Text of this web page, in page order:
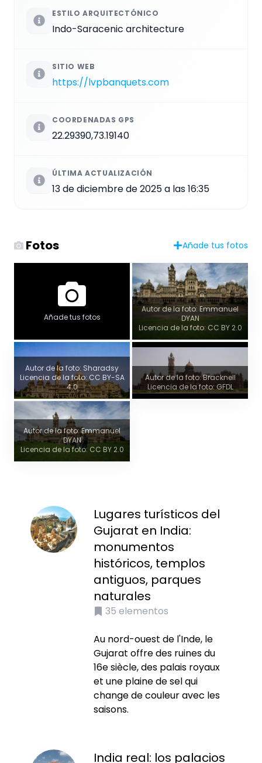
ESTILO ARQUITECTÓNICO
Indo-Saracenic architecture
SITIO WEB
https://lvpbanquets.com
COORDENADAS GPS
22.29390,73.19140
ÚLTIMA ACTUALIZACIÓN
13 de diciembre de 2025 a las 16:35
Fotos Añade tus fotos
Añade tus fotos
Autor de la foto: Emmanuel
DYAN
Licencia de la foto: CC BY 2.0
Autor de la foto: Sharadsy
Licencia de la foto: CC BY-SA
4.0
Autor de la foto: Bracknell
Licencia de la foto: GFDL
Autor de la foto: Emmanuel
DYAN
Licencia de la foto: CC BY 2.0
Lugares turísticos del
Gujarat en India:
monumentos
históricos, templos
antiguos, parques
naturales
35 elementos
Au nord-ouest de l'Inde, le
Gujarat offre des ruines du
16e siècle, des palais royaux
et une plaine de sel qui
change de couleur avec les
saisons.
India real: los palacios